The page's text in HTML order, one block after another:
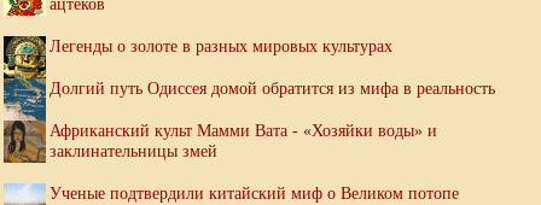
ацтеков
Легенды о золоте в разных мировых культурах
Долгий путь Одиссея домой обратится из мифа в реальность
Африканский культ Мамми Вата - «Хозяйки воды» и
заклинательницы змей
Ученые подтвердили китайский миф о Великом потопе